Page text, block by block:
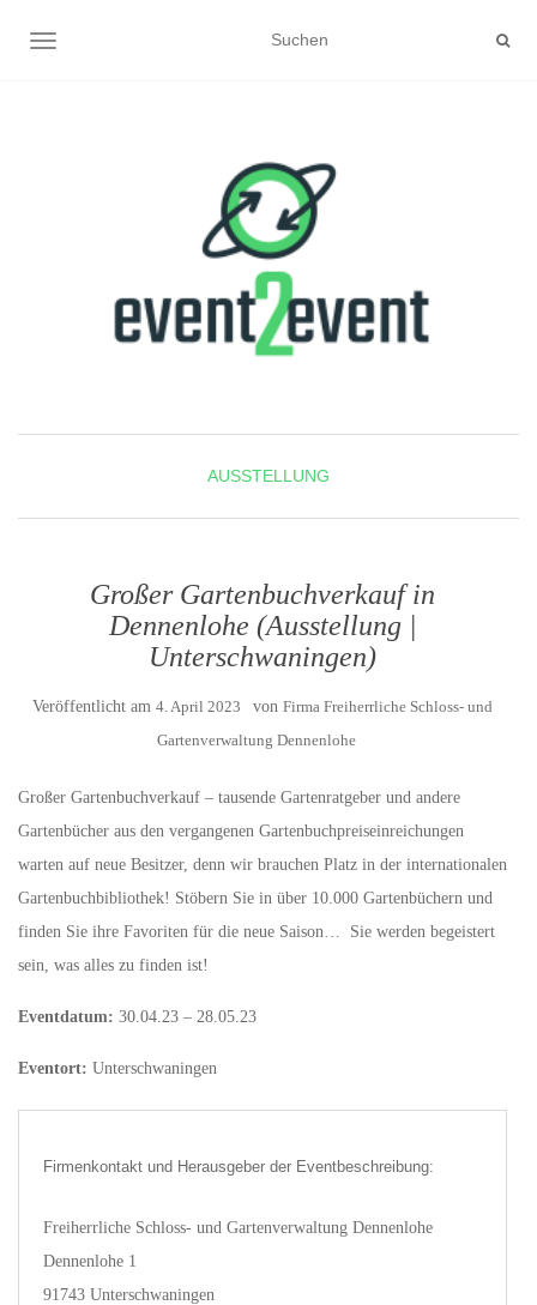
NAVIGATION UMSCHALTEN
AUSSTELLUNG
Großer Gartenbuchverkauf in
Dennenlohe (Ausstellung |
Unterschwaningen)
Veröffentlicht am 4. April 2023 von Firma Freiherrliche Schloss- und
Gartenverwaltung Dennenlohe
Großer Gartenbuchverkauf – tausende Gartenratgeber und andere
Gartenbücher aus den vergangenen Gartenbuchpreiseinreichungen
warten auf neue Besitzer, denn wir brauchen Platz in der internationalen
Gartenbuchbibliothek! Stöbern Sie in über 10.000 Gartenbüchern und
finden Sie ihre Favoriten für die neue Saison… Sie werden begeistert
sein, was alles zu finden ist!
Eventdatum: 30.04.23 – 28.05.23
Eventort: Unterschwaningen
Firmenkontakt und Herausgeber der Eventbeschreibung:
Freiherrliche Schloss- und Gartenverwaltung Dennenlohe
Dennenlohe 1
91743 Unterschwaningen